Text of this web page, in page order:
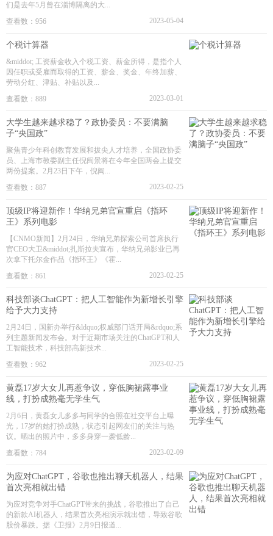
们是去年5月曾在淄博隔离的大...
查看数：956
2023-05-04
个税计算器
&middot; 工资薪金收入个税工资、薪金所得，是指个人
因任职或受雇而取得的工资、薪金、奖金、年终加薪、
劳动分红、津贴、补贴以及...
查看数：889
2023-03-01
大学生越来越求稳了？政协委员：不要满脑
子“央国政”
聚焦青少年科创教育发展和拔尖人才培养，全国政协委
员、上海市教委副主任倪闽景将在今年全国两会上提交
两份提案。2月23日下午，倪闽...
查看数：887
2023-02-25
顶级IP将迎新作！华纳兄弟官宣重启《指环
王》系列电影
【CNMO新闻】2月24日，华纳兄弟探索公司首席执行
官CEO大卫&middot;扎斯拉夫宣布，华纳兄弟影业已再
次拿下托尔金作品《指环王》《霍...
查看数：861
2023-02-25
科技部谈ChatGPT：把人工智能作为新增长引擎
给予大力支持
2月24日，国新办举行&ldquo;权威部门话开局&rdquo;系
列主题新闻发布会。对于近期市场关注的ChatGPT和人
工智能技术，科技部高新技术...
查看数：962
2023-02-25
黄磊17岁大女儿再惹争议，穿低胸裙露事业
线，打扮成熟毫无学生气
2月6日，黄磊女儿多多与同学的合照在社交平台上曝
光，17岁的她打扮成熟，状态引起网友们的关注与热
议。晒出的照片中，多多身穿一袭低龄...
查看数：784
2023-02-09
为应对ChatGPT，谷歌也推出聊天机器人，结果
首次亮相就出错
为应对竞争对手ChatGPT带来的挑战，谷歌推出了自己
的新款AI机器人，结果首次亮相演示就出错，导致谷歌
股价暴跌。据《卫报》2月9日报道...